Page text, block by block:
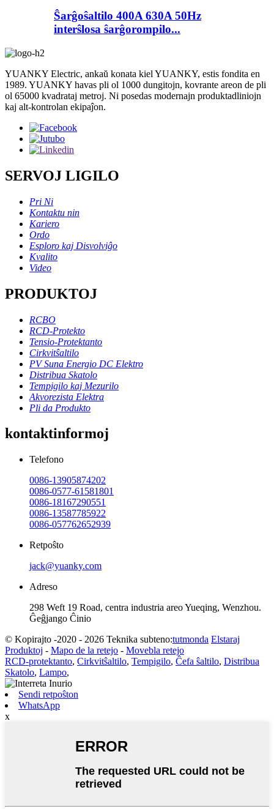
Ŝarĝoŝaltilo 400A 630A 50Hz
interŝlosa ŝarĝorompilo...
YUANKY Electric, ankaŭ konata kiel YUANKY, estis fondita en
1989. YUANKY havas pli ol 1000 dungitojn, kovrante areon de pli
ol 65000 kvadrataj metroj. Ni posedas modernajn produktadliniojn
kaj alt-kontrolan ekipaĵon.
SERVOJ LIGILO
Pri Ni
Kontaktu nin
Kariero
Ordo
Esploro kaj Disvolviĝo
Kvalito
Video
PRODUKTOJ
RCBO
RCD-Protekto
Tensio-Protektanto
Cirkvitŝaltilo
PV Suna Energio DC Elektro
Distribua Skatolo
Tempigilo kaj Mezurilo
Akvorezista Elektra
Pli da Produkto
kontaktinformoj
Telefono
0086-13905874202
0086-0577-61581801
0086-18167290551
0086-13587785922
0086-057762652939
Retpoŝto
jack@yuanky.com
Adreso
298 Weft 19 Road, centra industria areo Yueqing, Wenzhou.
Ĝeĝjango Ĉinio
© Kopirajto -2020 - 2026 Teknika subteno:tutmonda Elstaraj
Produktoj - Mapo de la retejo - Movebla retejo
RCD-protektanto, Cirkvitŝaltilo, Tempigilo, Ĉefa ŝaltilo, Distribua
Skatolo, Lampo,
Sendi retpoŝton
WhatsApp
x